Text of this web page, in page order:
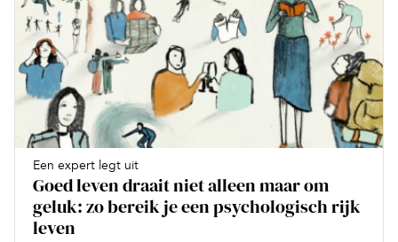
Een expert legt uit
Goed leven draait niet alleen maar om
geluk: zo bereik je een psychologisch rijk
leven